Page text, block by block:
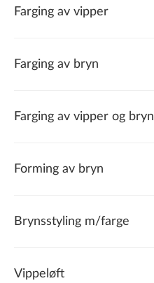
Farging av vipper
Farging av bryn
Farging av vipper og bryn
Forming av bryn
Brynsstyling m/farge
Vippeløft